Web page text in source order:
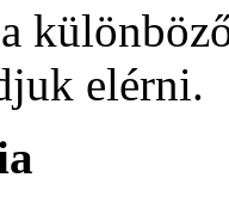
elérni.